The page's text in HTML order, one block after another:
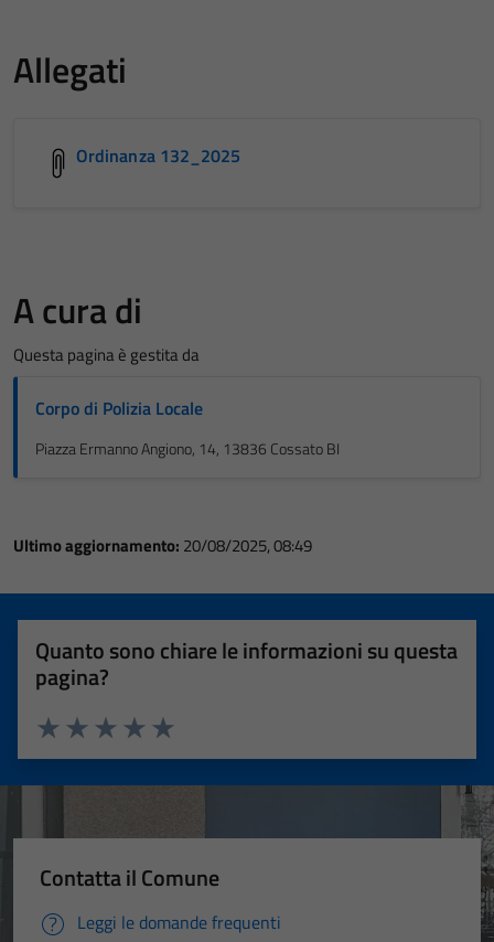
Allegati
Ordinanza 132_2025
A cura di
Questa pagina è gestita da
Corpo di Polizia Locale
Piazza Ermanno Angiono, 14, 13836 Cossato BI
Ultimo aggiornamento: 20/08/2025, 08:49
Quanto sono chiare le informazioni su questa
pagina?
Valuta 5 stelle su 5
Valuta 4 stelle su 5
Valuta 3 stelle su 5
Valuta 2 stelle su 5
Valuta 1 stelle su 5
Contatta il Comune
Leggi le domande frequenti